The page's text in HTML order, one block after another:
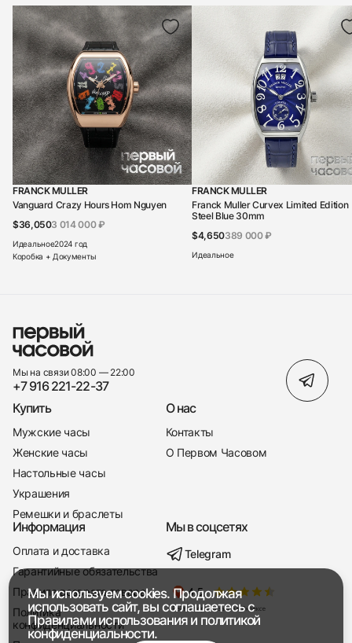
+7 916 221-22-37
Мы насвязи 08:00 — 19:00
FRANCK MULLER
Vanguard Crazy Hours Hom Nguyen
$36,0503 014 000 ₽
Идеальное2024 год
Коробка + Документы
FRANCK MULLER
Franck Muller Curvex Limited Edition
Steel Blue 30mm
$4,650389 000 ₽
Идеальное
Мы на связи 08:00 — 22:00
+7 916 221-22-37
Купить
Мужские часы
Женские часы
Настольные часы
Украшения
Ремешки и браслеты
О нас
Контакты
О Первом Часовом
Информация
Оплата и доставка
Гарантийные обязательства
Правила возврата товара
Политика
конфиденциальности
Мы в соцсетях
Telegram
Мы используем cookies. Продолжая
использовать сайт, вы соглашаетесь с
Правилами использованияи политикой
конфиденциальности.